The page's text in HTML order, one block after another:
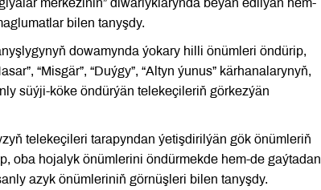
merkeziniň” diwarlyklarynda beýan edilýän hem-
bilen tanyşdy.
dowamynda ýokary hilli önümleri öndürip,
“Misgär”, “Duýgy”, “Altyn ýunus” kärhanalarynyň,
süýji-köke öndürýän telekeçileriň görkezýän
telekeçileri tarapyndan ýetişdirilýän gök önümleriň
oba hojalyk önümlerini öndürmekde hem-de gaýtadan
azyk önümleriniň görnüşleri bilen tanyşdy.